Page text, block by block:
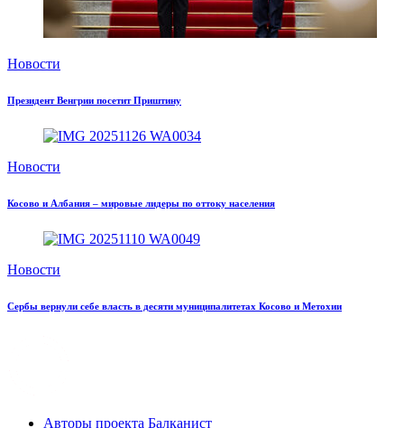
Новости
Президент Венгрии посетит Приштину
Новости
Косово и Албания – мировые лидеры по оттоку населения
Новости
Сербы вернули себе власть в десяти муниципалитетах Косово и Метохии
Авторы проекта Балканист